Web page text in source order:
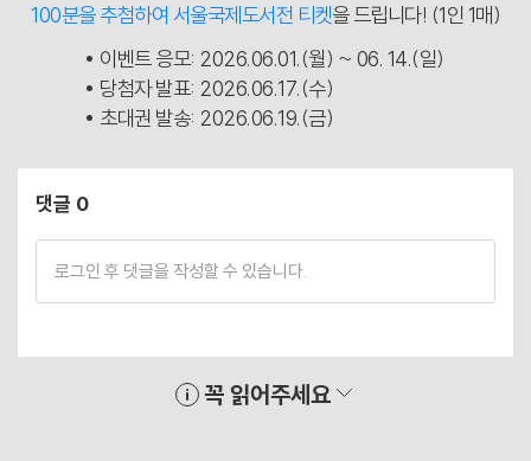
100분을 추첨하여 서울국제도서전 티켓을 드립니다! (1인 1매)
이벤트 응모: 2026.06.01.(월) ~ 06. 14.(일)
당첨자 발표: 2026.06.17.(수)
초대권 발송: 2026.06.19.(금)
댓글 0
꼭 읽어주세요